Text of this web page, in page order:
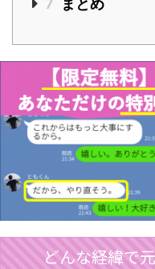
7 まとめ
どんな経緯で